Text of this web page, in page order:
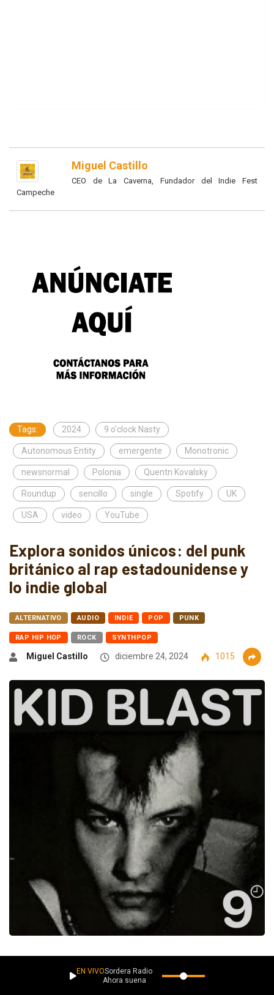
Miguel Castillo
CEO de La Caverna, Fundador del Indie Fest
Campeche
Tags: 2024 9 o'clock Nasty
Autonomous Entity emergente Monotronic
newsnormal Polonia Quentn Kovalsky
Roundup sencillo single Spotify UK
USA video YouTube
Explora sonidos únicos: del punk
británico al rap estadounidense y
lo indie global
ALTERNATIVO AUDIO INDIE POP PUNK
RAP HIP HOP ROCK SYNTHPOP
Miguel Castillo diciembre 24, 2024 1015
Monotronic y Autonomous Entity traen propuestas musicales que
EN VIVOSordera Radio
Ahora suena